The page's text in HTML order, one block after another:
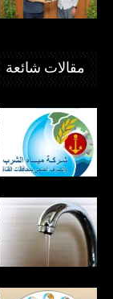
مقالات شائعة